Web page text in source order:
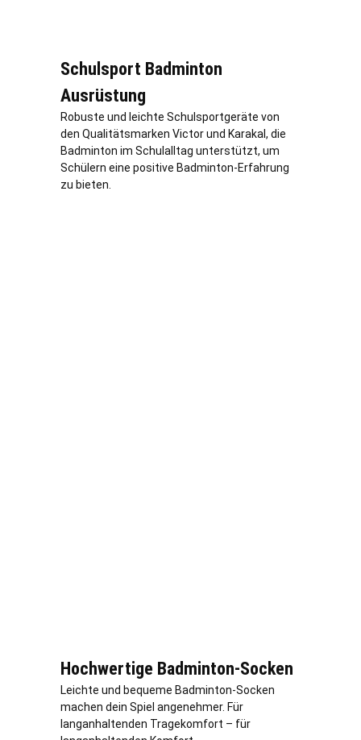
Schulsport Badminton
Ausrüstung
Robuste und leichte Schulsportgeräte von
den Qualitätsmarken Victor und Karakal, die
Badminton im Schulalltag unterstützt, um
Schülern eine positive Badminton-Erfahrung
zu bieten.
Hochwertige Badminton-Socken
Leichte und bequeme Badminton-Socken
machen dein Spiel angenehmer. Für
langanhaltenden Tragekomfort – für